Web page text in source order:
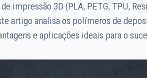
impressão 3D (PLA, PETG, TPU,
artigo analisa os polímeros de
e aplicações ideais para o